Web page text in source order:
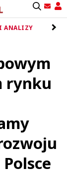
ANALIZY
rynku